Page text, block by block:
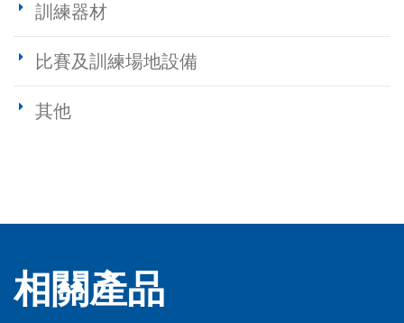
訓練器材
比賽及訓練場地設備
其他
相關產品